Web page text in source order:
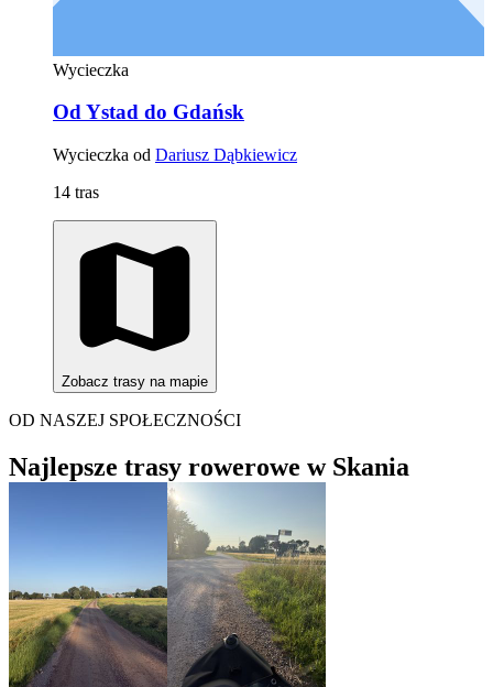
Wycieczka
Od Ystad do Gdańsk
Wycieczka od Dariusz Dąbkiewicz
14 tras
Zobacz trasy na mapie
OD NASZEJ SPOŁECZNOŚCI
Najlepsze trasy rowerowe w Skania